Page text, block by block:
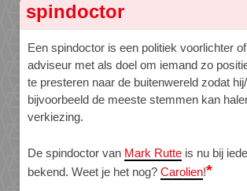
spindoctor
Een spindoctor is een politiek voorlichter
adviseur met als doel om iemand zo
te presteren naar de buitenwereld zodat
bijvoorbeeld de meeste stemmen kan
verkiezing.
De spindoctor van Mark Rutte is nu bij
bekend. Weet je het nog? Carolien!*